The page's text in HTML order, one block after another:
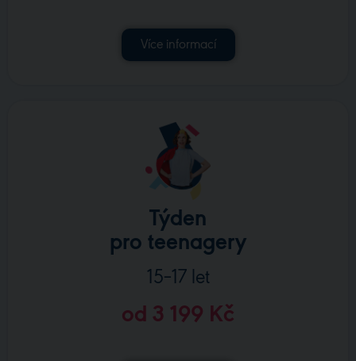
Více informací
Týden
pro teenagery
15–17 let
od 3 199 Kč